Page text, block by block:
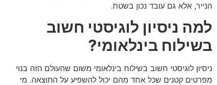
הנייר, אלא גם עובד נכון בשטח.
למה ניסיון לוגיסטי חשוב
בשילוח בינלאומי?
ניסיון לוגיסטי חשוב בשילוח בינלאומי משום שהעולם הזה בנוי
מפרטים קטנים שכל אחד מהם יכול להשפיע על התוצאה. מי